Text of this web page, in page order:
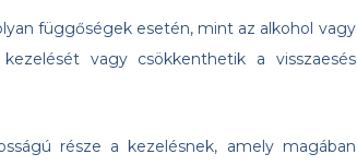
függőségek esetén, mint az alkohol vagy
vagy csökkenthetik a visszaesés
része a kezelésnek, amely magában